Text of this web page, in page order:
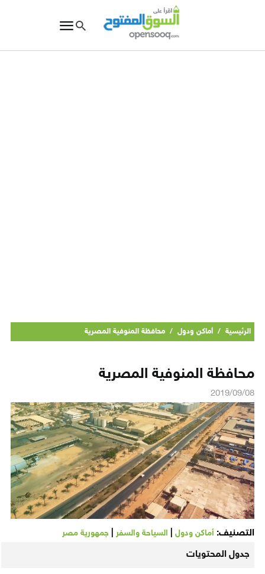
الرئيسية / أماكن ودول / محافظة المنوفية المصرية
محافظة المنوفية المصرية
2019/09/08
التصنيف: أماكن ودول| السياحة والسفر جمهورية مصر
جدول المحتويات